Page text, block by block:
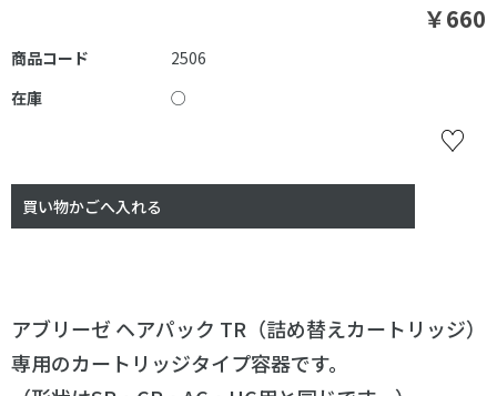
￥660
商品コード
2506
在庫
○
アブリーゼ ヘアパック TR（詰め替えカートリッジ）
専用のカートリッジタイプ容器です。